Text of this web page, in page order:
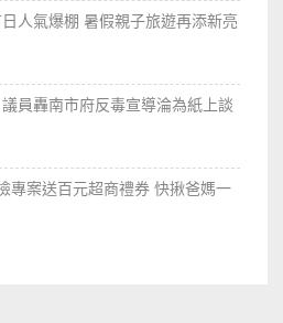
人氣爆棚 暑假親子旅遊再添新亮
員轟南市府反毒宣導淪為紙上談
專案送百元超商禮券 快揪爸媽一